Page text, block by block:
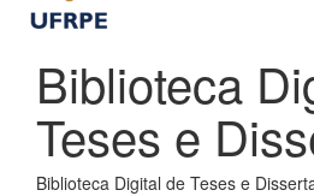
Biblioteca
Teses e
Biblioteca Digital de Teses e